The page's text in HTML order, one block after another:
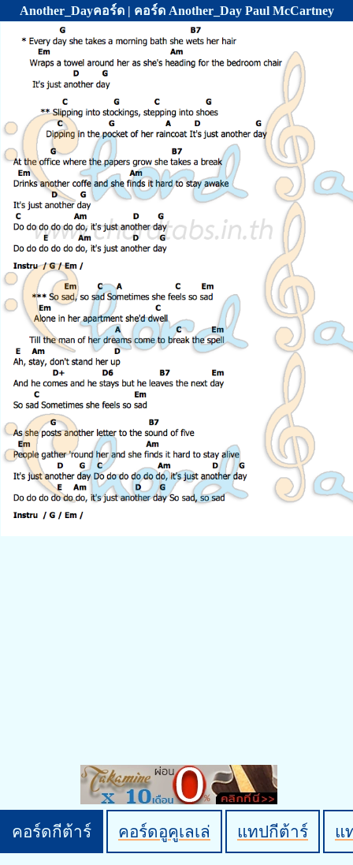
Another_Dayคอร์ด | คอร์ด Another_Day Paul McCartney
คอร์ดกีต้าร์ คอร์ดอูคูเลเล่ แทปกีต้าร์ แ